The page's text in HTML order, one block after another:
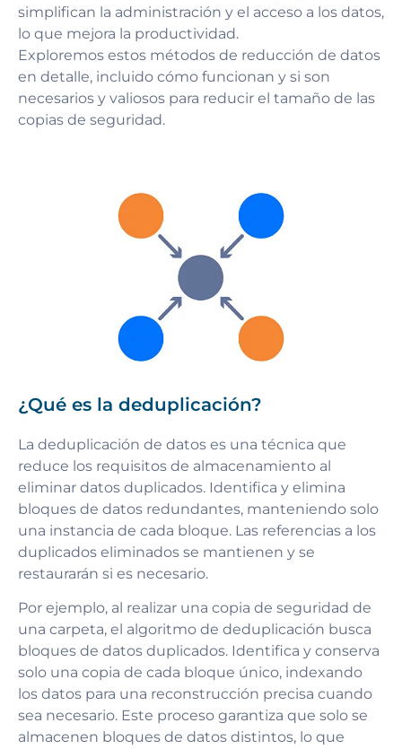
simplifican la administración y el acceso a los datos,
lo que mejora la productividad.
Exploremos estos métodos de reducción de datos
en detalle, incluido cómo funcionan y si son
necesarios y valiosos para reducir el tamaño de las
copias de seguridad.
¿Qué es la deduplicación?
La deduplicación de datos es una técnica que
reduce los requisitos de almacenamiento al
eliminar datos duplicados. Identifica y elimina
bloques de datos redundantes, manteniendo solo
una instancia de cada bloque. Las referencias a los
duplicados eliminados se mantienen y se
restaurarán si es necesario.
Por ejemplo, al realizar una copia de seguridad de
una carpeta, el algoritmo de deduplicación busca
bloques de datos duplicados. Identifica y conserva
solo una copia de cada bloque único, indexando
los datos para una reconstrucción precisa cuando
sea necesario. Este proceso garantiza que solo se
almacenen bloques de datos distintos, lo que